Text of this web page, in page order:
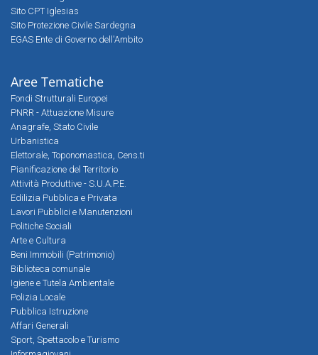
Sito CPT Iglesias
Sito Protezione Civile Sardegna
EGAS Ente di Governo dell'Ambito
Aree Tematiche
Fondi Strutturali Europei
PNRR - Attuazione Misure
Anagrafe, Stato Civile
Urbanistica
Elettorale, Toponomastica, Cens.ti
Pianificazione del Territorio
Attività Produttive - S.U.A.P.E.
Edilizia Pubblica e Privata
Lavori Pubblici e Manutenzioni
Politiche Sociali
Arte e Cultura
Beni Immobili (Patrimonio)
Biblioteca comunale
Igiene e Tutela Ambientale
Polizia Locale
Pubblica Istruzione
Affari Generali
Sport, Spettacolo e Turismo